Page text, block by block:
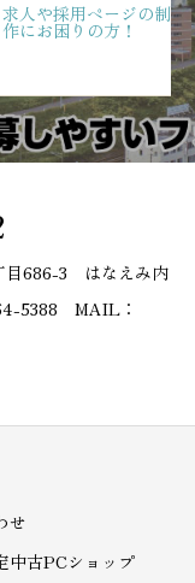
求人や採用ページの制
作にお困りの方！
目686-3 はなえみ内
5388 MAIL：
せ
中古PCショップ